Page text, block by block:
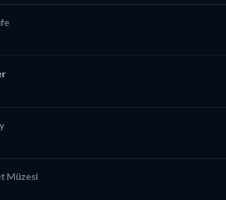
Müzesi